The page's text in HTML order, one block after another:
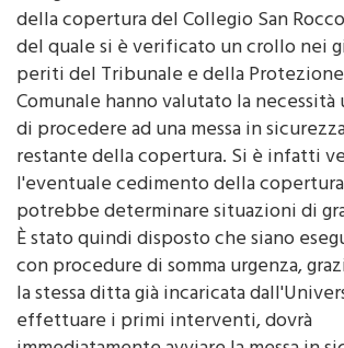
A seguito dei lavori di rimozione
della copertura del Collegio San
del quale si è verificato un crollo nei
periti del Tribunale e della
Comunale hanno valutato la necessità
di procedere ad una messa in
restante della copertura. Si è infatti
l'eventuale cedimento della
potrebbe determinare situazioni di
È stato quindi disposto che siano
con procedure di somma urgenza,
la stessa ditta già incaricata